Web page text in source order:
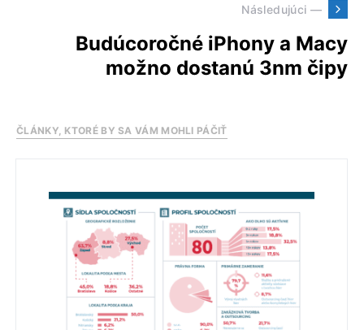
Následujúci —
Budúcoročné iPhony a Macy
možno dostanú 3nm čipy
ČLÁNKY, KTORÉ BY SA VÁM MOHLI PÁČIŤ